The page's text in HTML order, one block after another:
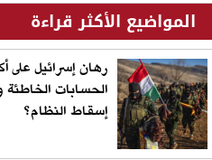
المواضيع الأكثر قراءة
رهان إسرائيل على
الحسابات
إسقاط النظام؟